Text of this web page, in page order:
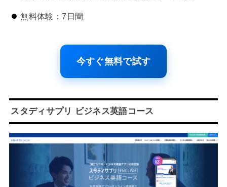
無料体験：7日間
今すぐ無料で試す
スタディサプリ ビジネス英語コース